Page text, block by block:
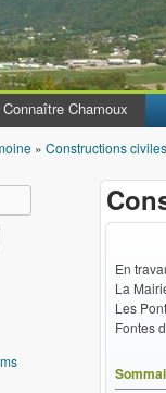
Connaître Chamoux
ici» Constructions civiles
En
La
Les
Fontes
de recherche